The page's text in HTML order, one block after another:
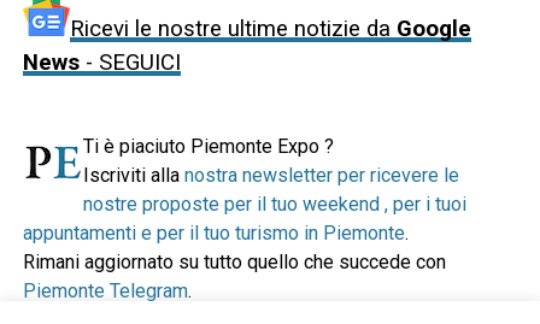
Ricevi le nostre ultime notizie da Google
News- SEGUICI
Ti è piaciuto Piemonte Expo ?
Iscriviti alla nostra newsletter per ricevere le
nostre proposte per il tuo weekend , per i tuoi
appuntamenti e per il tuo turismo in Piemonte.
Rimani aggiornato su tutto quello che succede con
Piemonte Telegram.